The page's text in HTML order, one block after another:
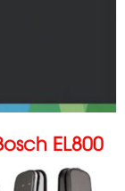
EL800